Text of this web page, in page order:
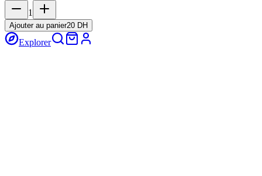
1
Ajouter au panier20 DH
Explorer